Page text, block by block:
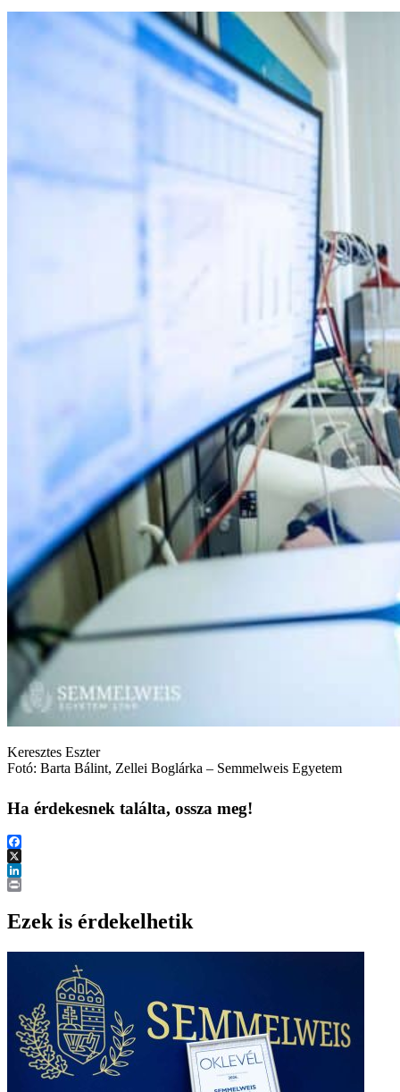
Keresztes Eszter
Fotó: Barta Bálint, Zellei Boglárka – Semmelweis Egyetem
Ha érdekesnek találta, ossza meg!
Facebook
X
LinkedIn
Ezek is érdekelhetik